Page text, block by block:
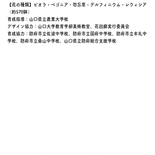
【花の種類】ビオラ・ベゴニア・勿忘草・デルフィニウム・レウィシア
（約570鉢）
育成指導：山口県立農業大学校
デザイン協力：山口大学教育学部美術教室、花回廊実行委員会
育成協力：防府市立佐波中学校、防府市立国府中学校、防府市立牟礼中
学校、防府市立桑山中学校、山口県立防府総合支援学校